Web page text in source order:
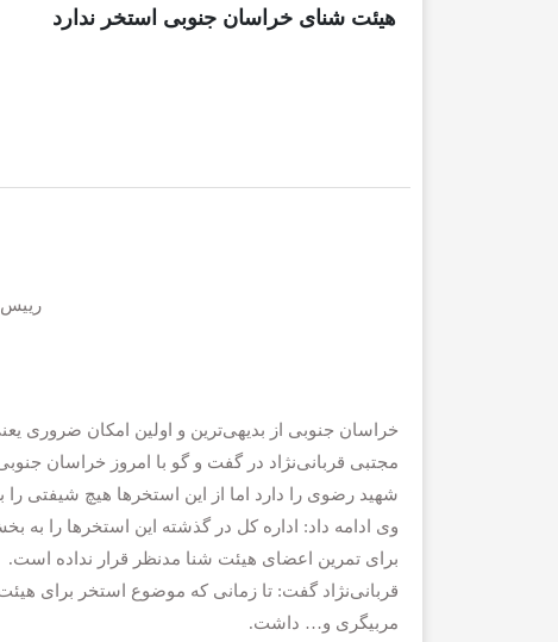
هیئت شنای خراسان جنوبی استخر ندارد
رییس
خراسان جنوبی از بدیهی‌ترین و اولین امکان ضروری
مجتبی قربانی‌نژاد در گفت و گو با امروز خراسان
شهید رضوی را دارد اما از این استخرها هیچ شیفتی
وی ادامه داد: اداره کل در گذشته این استخرها را
برای تمرین اعضای هیئت شنا مدنظر قرار نداده است.
قربانی‌نژاد گفت: تا زمانی که موضوع استخر برای
مربیگری و… داشت.